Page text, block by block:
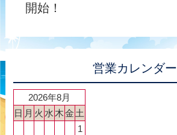
開始！
営業カレンダー
2026年8月
日 月 火 水木金土
1